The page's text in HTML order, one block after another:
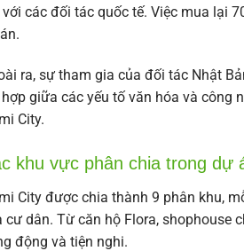
các đối tác quốc tế. Việc mua lại
ra, sự tham gia của đối tác Nhật
giữa các yếu tố văn hóa và công
City.
khu vực phân chia trong dự
City được chia thành 9 phân khu,
cư dân. Từ căn hộ Flora, shophouse
động và tiện nghi.